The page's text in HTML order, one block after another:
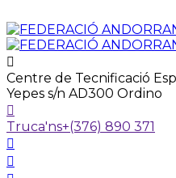
Centre de Tecnificació
Yepes s/n AD300 Ordino
Truca'ns+(376) 890 371